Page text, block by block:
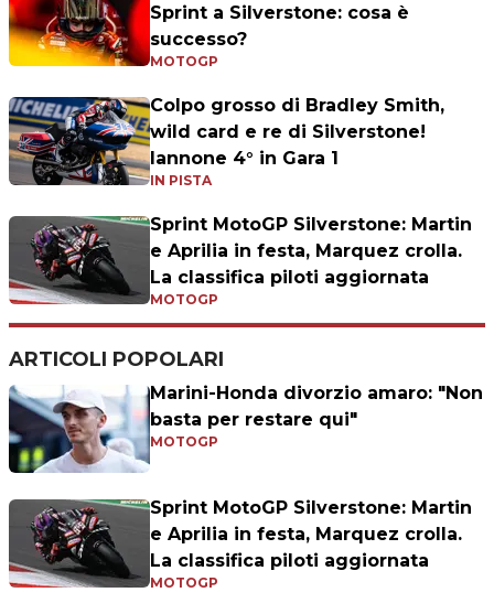
Sprint a Silverstone: cosa è
successo?
MOTOGP
Colpo grosso di Bradley Smith,
wild card e re di Silverstone!
Iannone 4° in Gara 1
IN PISTA
Sprint MotoGP Silverstone: Martin
e Aprilia in festa, Marquez crolla.
La classifica piloti aggiornata
MOTOGP
ARTICOLI POPOLARI
Marini-Honda divorzio amaro: "Non
basta per restare qui"
MOTOGP
Sprint MotoGP Silverstone: Martin
e Aprilia in festa, Marquez crolla.
La classifica piloti aggiornata
MOTOGP